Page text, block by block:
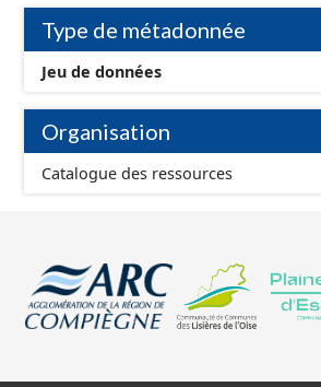
Type de métadonnée
Jeu de données
Organisation
Catalogue des ressources